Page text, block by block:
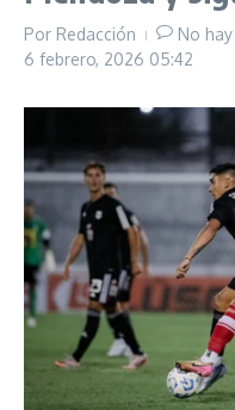
Por Redacción
No
6 febrero, 2026 05:42